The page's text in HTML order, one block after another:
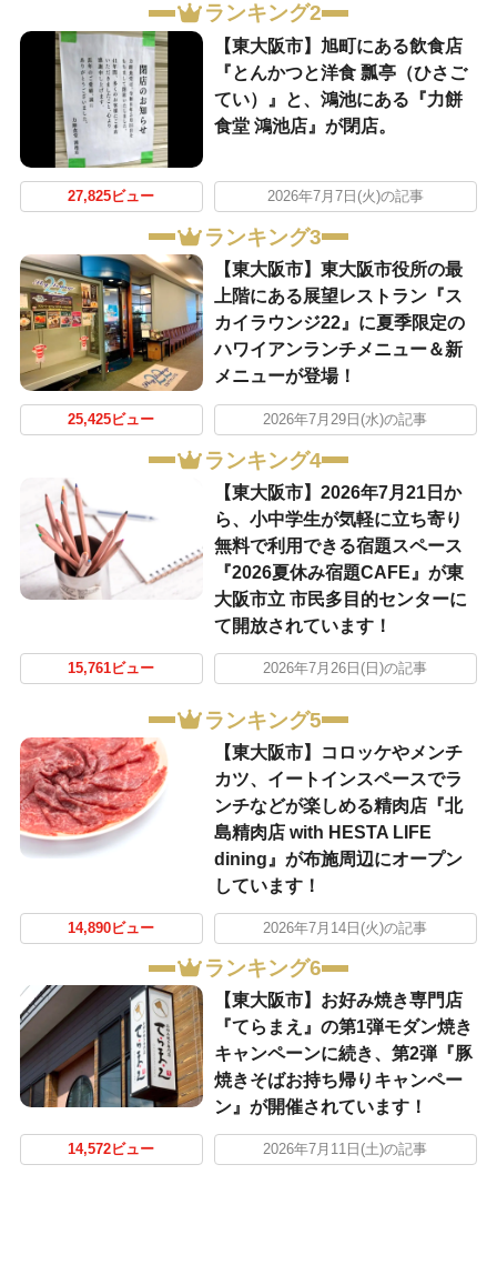
ランキング2
【東大阪市】旭町にある飲食店
『とんかつと洋食 瓢亭（ひさご
てい）』と、鴻池にある『力餅
食堂 鴻池店』が閉店。
27,825ビュー 2026年7月7日(火)の記事
ランキング3
【東大阪市】東大阪市役所の最
上階にある展望レストラン『ス
カイラウンジ22』に夏季限定の
ハワイアンランチメニュー＆新
メニューが登場！
25,425ビュー 2026年7月29日(水)の記事
ランキング4
【東大阪市】2026年7月21日か
ら、小中学生が気軽に立ち寄り
無料で利用できる宿題スペース
『2026夏休み宿題CAFE』が東
大阪市立 市民多目的センターに
て開放されています！
15,761ビュー 2026年7月26日(日)の記事
ランキング5
【東大阪市】コロッケやメンチ
カツ、イートインスペースでラ
ンチなどが楽しめる精肉店『北
島精肉店 with HESTA LIFE
dining』が布施周辺にオープン
しています！
14,890ビュー 2026年7月14日(火)の記事
ランキング6
【東大阪市】お好み焼き専門店
『てらまえ』の第1弾モダン焼き
キャンペーンに続き、第2弾『豚
焼きそばお持ち帰りキャンペー
ン』が開催されています！
14,572ビュー 2026年7月11日(土)の記事